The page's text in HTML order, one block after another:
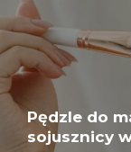
Pędzle do
sojusznicy